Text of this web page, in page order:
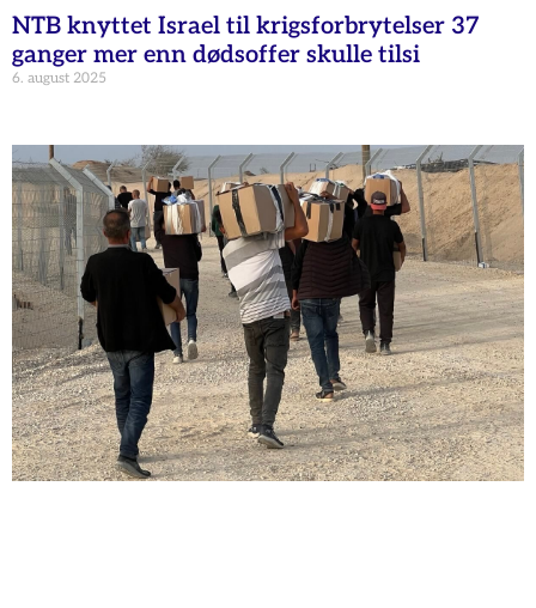
NTB knyttet Israel til krigsforbrytelser 37
ganger mer enn dødsoffer skulle tilsi
6. august 2025